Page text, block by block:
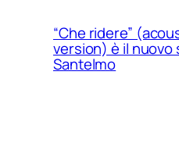
“Che ridere”
version) è il nuovo
Santelmo